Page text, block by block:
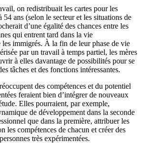
on redistribuait les cartes pour les
54 ans (selon le secteur et les situations de
d’une égalité des chances entre les
qui entrent tard dans la vie
immigrés. À la fin de leur phase de vie
par un travail à temps partiel, les mères
à elles davantage de possibilités pour se
tâches et des fonctions intéressantes.
des compétences et du potentiel
feraient bien d’intégrer de nouveaux
Elles pourraient, par exemple,
de développement dans la seconde
que dans la première, attribuer les
les compétences de chacun et créer des
très expérimentées.